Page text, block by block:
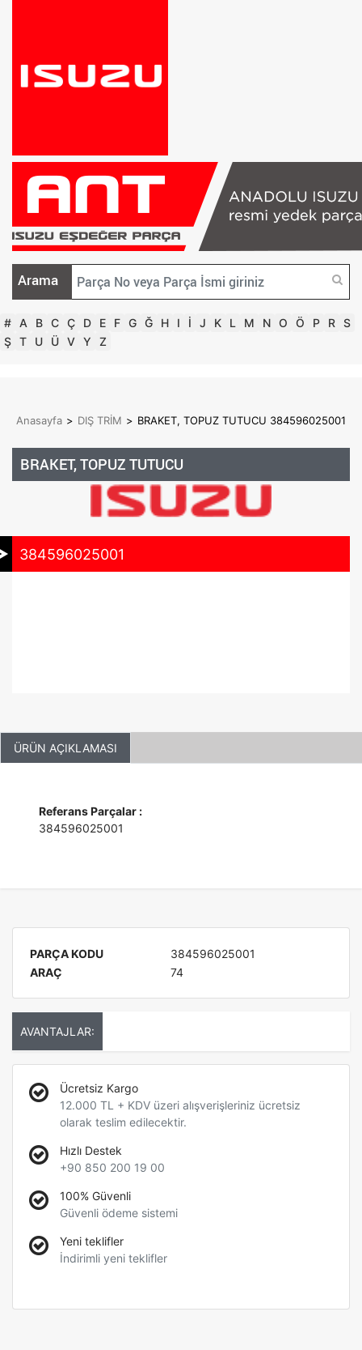
Arama
# A B C Ç D E F G Ğ H I İ J K L M N O Ö P R S
Ş T U Ü V Y Z
Anasayfa > DIŞ TRİM > BRAKET, TOPUZ TUTUCU 384596025001
BRAKET, TOPUZ TUTUCU
384596025001
ÜRÜN AÇIKLAMASI
Referans Parçalar :
384596025001
PARÇA KODU
384596025001
ARAÇ
74
AVANTAJLAR:
Ücretsiz Kargo
12.000 TL + KDV üzeri alışverişleriniz ücretsiz
olarak teslim edilecektir.
Hızlı Destek
+90 850 200 19 00
100% Güvenli
Güvenli ödeme sistemi
Yeni teklifler
İndirimli yeni teklifler